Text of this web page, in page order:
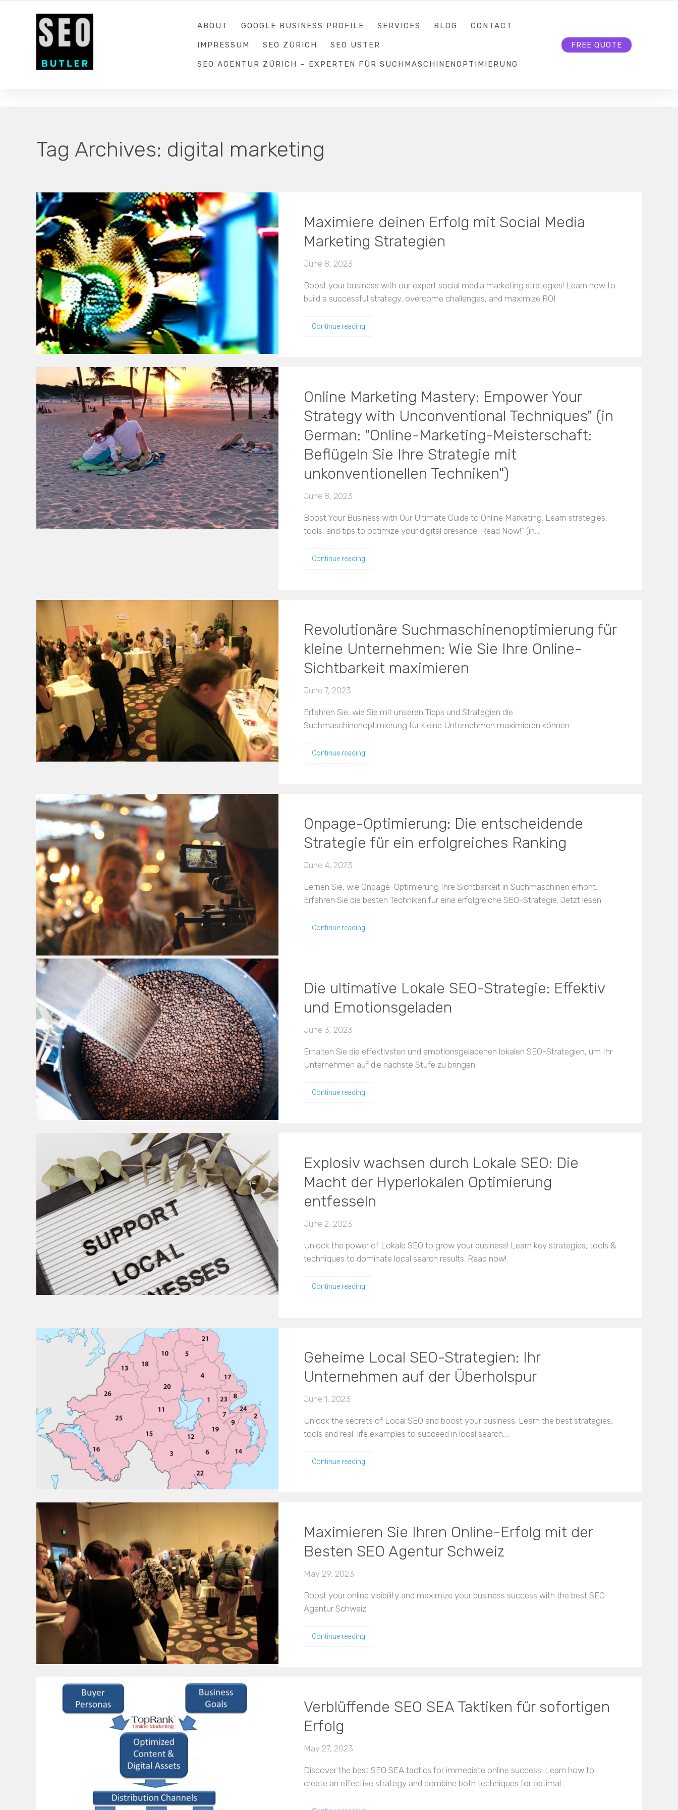
ABOUT GOOGLE BUSINESS PROFILE SERVICES BLOG CONTACT
IMPRESSUM SEO ZÜRICH SEO USTER
SEO AGENTUR ZÜRICH – EXPERTEN FÜR SUCHMASCHINENOPTIMIERUNG
FREE QUOTE
Tag Archives: digital marketing
Maximiere deinen Erfolg mit Social Media
Marketing Strategien
June 8, 2023
Boost your business with our expert social media marketing strategies! Learn how to
build a successful strategy, overcome challenges, and maximize ROI
Continue reading
Online Marketing Mastery: Empower Your
Strategy with Unconventional Techniques" (in
German: "Online-Marketing-Meisterschaft:
Beflügeln Sie Ihre Strategie mit
unkonventionellen Techniken")
June 8, 2023
Boost Your Business with Our Ultimate Guide to Online Marketing. Learn strategies,
tools, and tips to optimize your digital presence. Read Now!" (in…
Continue reading
Revolutionäre Suchmaschinenoptimierung für
kleine Unternehmen: Wie Sie Ihre Online-
Sichtbarkeit maximieren
June 7, 2023
Erfahren Sie, wie Sie mit unseren Tipps und Strategien die
Suchmaschinenoptimierung für kleine Unternehmen maximieren können
Continue reading
Onpage-Optimierung: Die entscheidende
Strategie für ein erfolgreiches Ranking
June 4, 2023
Lernen Sie, wie Onpage-Optimierung Ihre Sichtbarkeit in Suchmaschinen erhöht.
Erfahren Sie die besten Techniken für eine erfolgreiche SEO-Strategie. Jetzt lesen
Continue reading
Die ultimative Lokale SEO-Strategie: Effektiv
und Emotionsgeladen
June 3, 2023
Erhalten Sie die effektivsten und emotionsgeladenen lokalen SEO-Strategien, um Ihr
Unternehmen auf die nächste Stufe zu bringen
Continue reading
Explosiv wachsen durch Lokale SEO: Die
Macht der Hyperlokalen Optimierung
entfesseln
June 2, 2023
Unlock the power of Lokale SEO to grow your business! Learn key strategies, tools &
techniques to dominate local search results. Read now!
Continue reading
Geheime Local SEO-Strategien: Ihr
Unternehmen auf der Überholspur
June 1, 2023
Unlock the secrets of Local SEO and boost your business. Learn the best strategies,
tools and real-life examples to succeed in local search.…
Continue reading
Maximieren Sie Ihren Online-Erfolg mit der
Besten SEO Agentur Schweiz
May 29, 2023
Boost your online visibility and maximize your business success with the best SEO
Agentur Schweiz
Continue reading
Verblüffende SEO SEA Taktiken für sofortigen
Erfolg
May 27, 2023
Discover the best SEO SEA tactics for immediate online success. Learn how to
create an effective strategy and combine both techniques for optimal…